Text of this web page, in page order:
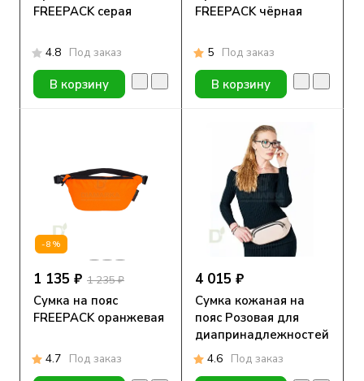
FREEPACK серая
4.8 Под заказ
В корзину
FREEPACK чёрная
5 Под заказ
В корзину
-8%
1 135 ₽ 1 235 ₽
Сумка на пояс
FREEPACK оранжевая
4.7 Под заказ
4 015 ₽
Сумка кожаная на
пояс Розовая для
диапринадлежностей
4.6 Под заказ